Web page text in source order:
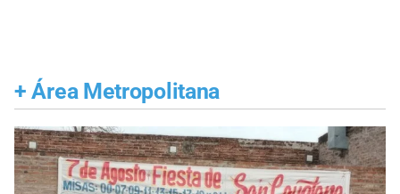
+ Área Metropolitana